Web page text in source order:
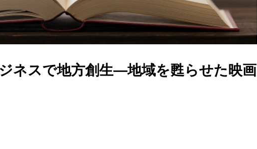
ネスで地方創生―地域を甦らせた映画